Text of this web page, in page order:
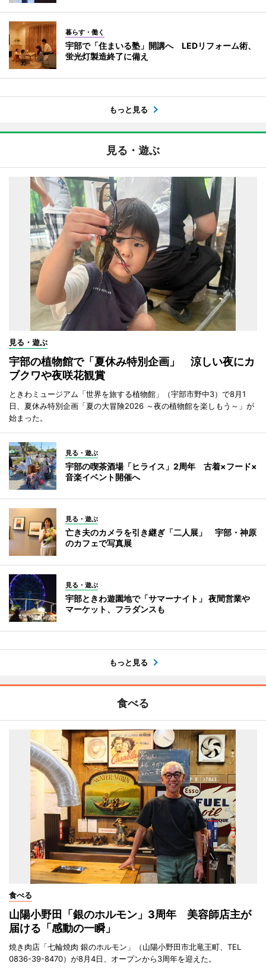
暮らす・働く
宇部で「住まいる塾」開講へ LEDリフォーム術、
蛍光灯製造終了に備え
もっと見る
見る・遊ぶ
見る・遊ぶ
宇部の植物館で「夏休み特別企画」 涼しい夜にカ
ブクワや夜咲花観賞
ときわミュージアム「世界を旅する植物館」（宇部市野中3）で8月1
日、夏休み特別企画「夏の大冒険2026 ～夜の植物館を楽しもう～」が
始まった。
見る・遊ぶ
宇部の喫茶酒場「ヒライス」2周年 古着×フード×
音楽イベント開催へ
見る・遊ぶ
亡き夫のカメラを引き継ぎ「二人展」 宇部・神原
のカフェで写真展
見る・遊ぶ
宇部ときわ遊園地で「サマーナイト」 夜間営業や
マーケット、フラダンスも
もっと見る
食べる
食べる
山陽小野田「銀のホルモン」3周年 美容師店主が
届ける「感動の一瞬」
焼き肉店「七輪焼肉 銀のホルモン」（山陽小野田市北竜王町、TEL
0836-39-8470）が8月4日、オープンから3周年を迎えた。